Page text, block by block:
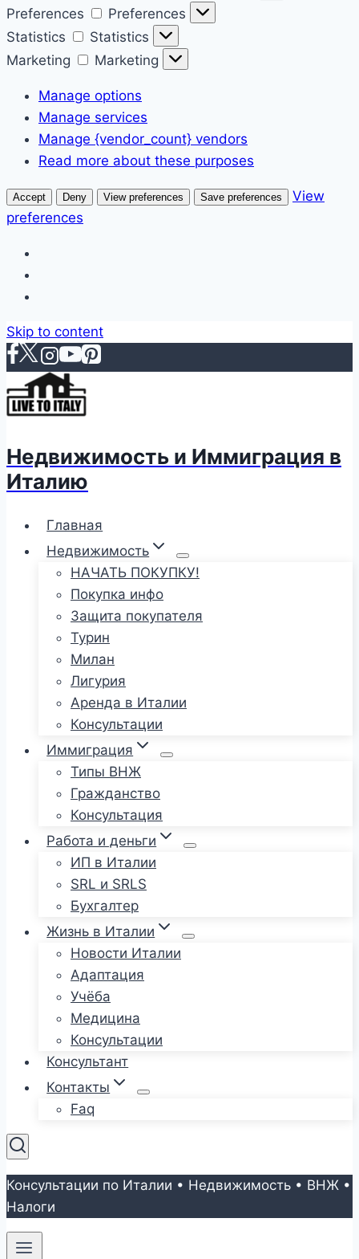
Preferences
Preferences
Statistics
Statistics
Marketing
Marketing
Manage options
Manage services
Manage {vendor_count} vendors
Read more about these purposes
Accept Deny View preferences Save preferences
View
preferences
Skip to content
Недвижимость и Иммиграция в
Италию
Главная
Недвижимость
НАЧАТЬ ПОКУПКУ!
Покупка инфо
Защита покупателя
Турин
Милан
Лигурия
Аренда в Италии
Консультации
Иммиграция
Типы ВНЖ
Гражданство
Консультация
Работа и деньги
ИП в Италии
SRL и SRLS
Бухгалтер
Жизнь в Италии
Новости Италии
Адаптация
Учёба
Медицина
Консультации
Консультант
Контакты
Faq
Консультации по Италии • Недвижимость • ВНЖ •
Налоги